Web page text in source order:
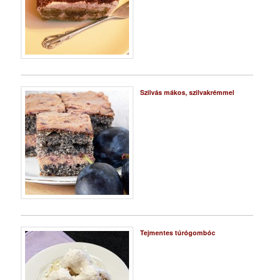
Szilvás mákos, szilvakrémmel
Tejmentes túrógombóc